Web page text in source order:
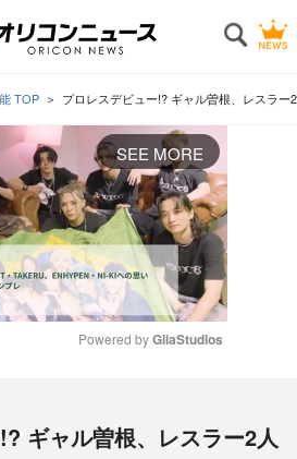
TOP プロレスデビュー!? ギャル曽根、レスラー
SEE MORE
Powered by GliaStudios
ギャル曽根、レスラー2人